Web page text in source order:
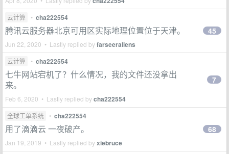
云计算 • cha222554
腾讯云服务器北京可用区实际地理位置位于天津。
Jun 22, 2020 • Lastly replied byfarseeraliens
45
云计算 • cha222554
七牛网站宕机了？什么情况，我的文件还没拿出
来。
Feb 6, 2020 • Lastly replied bycha222554
7
全球工单系统 • cha222554
用了滴滴云 一夜破产。
Jan 19, 2019 • Lastly replied byxiebruce
68